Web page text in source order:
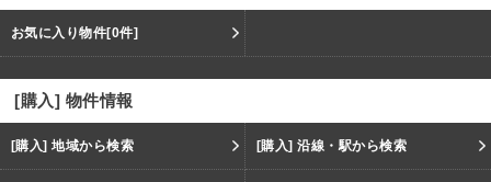
お気に入り物件[0件]
[購入] 物件情報
[購入] 地域から検索 [購入] 沿線・駅から検索